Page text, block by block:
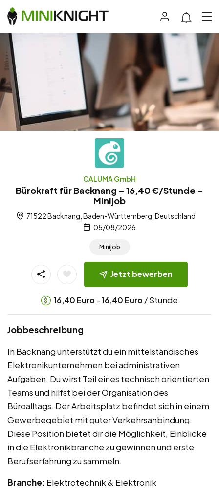
CALUMA GmbH
Bürokraft für Backnang – 16,40 €/Stunde –
Minijob
71522 Backnang, Baden-Württemberg, Deutschland
05/08/2026
Minijob
Jetzt bewerben
16,40 Euro -16,40 Euro / Stunde
Jobbeschreibung
In Backnang unterstützt du ein mittelständisches
Elektronikunternehmen bei administrativen
Aufgaben. Du wirst Teil eines technisch orientierten
Teams und hilfst bei der Organisation des
Büroalltags. Der Arbeitsplatz befindet sich in einem
Gewerbegebiet mit guter Verkehrsanbindung.
Diese Position bietet dir die Möglichkeit, Einblicke
in die Elektronikbranche zu gewinnen und erste
Berufserfahrung zu sammeln.
Branche: Elektrotechnik & Elektronik